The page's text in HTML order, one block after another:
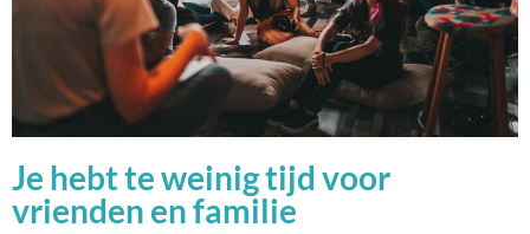
Je hebt te weinig tijd voor
vrienden en familie